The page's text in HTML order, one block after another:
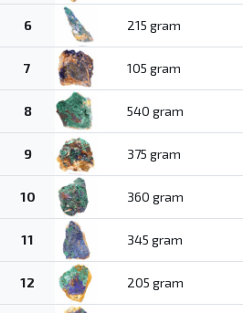
6 215 gram
7 105 gram
8 540 gram
9 375 gram
10 360 gram
11 345 gram
12 205 gram